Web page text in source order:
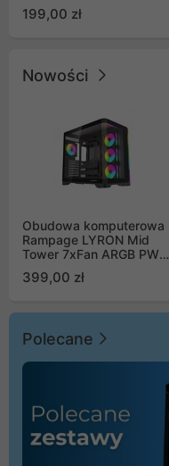
199,00 zł
Nowości
Obudowa komputerowa
Rampage LYRON Mid
Tower 7xFan ARGB PWM
399,00 zł
Polecane